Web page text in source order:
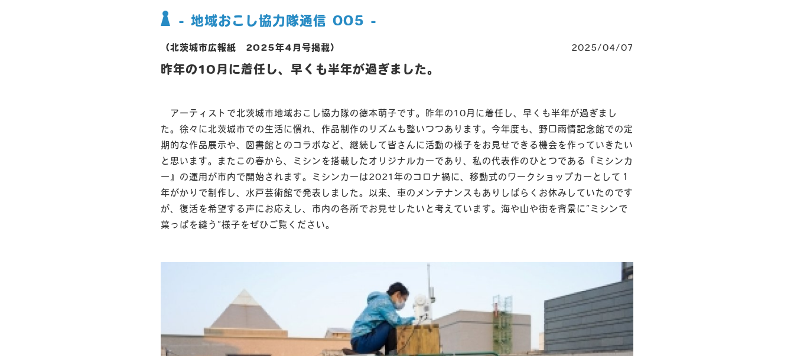
- 地域おこし協力隊通信 005 -
（北茨城市広報紙 2025年4月号掲載） 2025/04/07
昨年の10月に着任し、早くも半年が過ぎました。
アーティストで北茨城市地域おこし協力隊の徳本萌子です。昨年の10月に着任し、早くも半年が過ぎまし
た。徐々に北茨城市での生活に慣れ、作品制作のリズムも整いつつあります。今年度も、野口雨情記念館での定
期的な作品展示や、図書館とのコラボなど、継続して皆さんに活動の様子をお見せできる機会を作っていきたい
と思います。またこの春から、ミシンを搭載したオリジナルカーであり、私の代表作のひとつである『ミシンカ
ー』の運用が市内で開始されます。ミシンカーは2021年のコロナ禍に、移動式のワークショップカーとして１
年がかりで制作し、水戸芸術館で発表しました。以来、車のメンテナンスもありしばらくお休みしていたのです
が、復活を希望する声にお応えし、市内の各所でお見せしたいと考えています。海や山や街を背景に”ミシンで
葉っぱを縫う”様子をぜひご覧ください。